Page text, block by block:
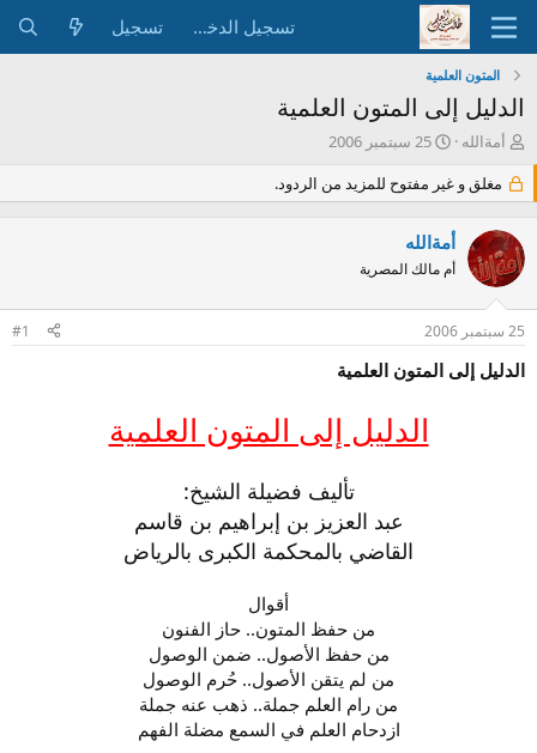
تسجيل الدخول تسجيل
المتون العلمية
الدليل إلى المتون العلمية
ب
د
ئ
ا
ل
م
و
ض
و
أمةالله
ت
ر
ي
ا
ل
د
ء
25 سبتمبر 2006
مغلق و غير مفتوح للمزيد من الردود.
أمةالله
أم مالك المصرية
25 سبتمبر 2006 #1
الدليل إلى المتون العلمية
الدليل إلى المتون العلمية
تأليف فضيلة الشيخ:
عبد العزيز بن إبراهيم بن قاسم
القاضي بالمحكمة الكبرى بالرياض
أقوال
من حفظ المتون.. حاز الفنون
من حفظ الأصول.. ضمن الوصول
من لم يتقن الأصول.. حُرم الوصول
من رام العلم جملة.. ذهب عنه جملة
ازدحام العلم في السمع مضلة الفهم